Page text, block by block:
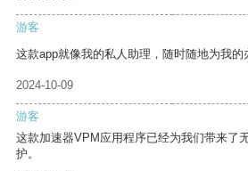
游客
这款app就像我的私人助理，随时随地为我的
2024-10-09
游客
这款加速器VPM应用程序已经为我们带来了
护。